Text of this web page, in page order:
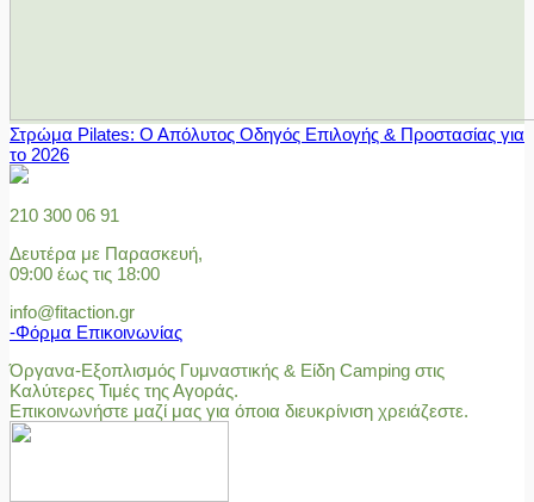
Στρώμα Pilates: Ο Απόλυτος Οδηγός Επιλογής & Προστασίας για
το 2026
210 300 06 91
Δευτέρα με Παρασκευή,
09:00 έως τις 18:00
info@fitaction.gr
-Φόρμα Επικοινωνίας
Όργανα-Εξοπλισμός Γυμναστικής & Είδη Camping στις
Καλύτερες Τιμές της Αγοράς.
Επικοινωνήστε μαζί μας για όποια διευκρίνιση χρειάζεστε.